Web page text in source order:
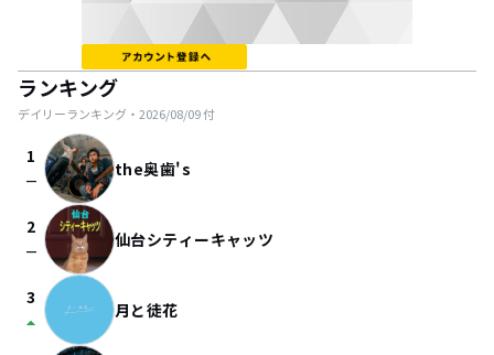
ランキング
デイリーランキング・ 2026/08/09付
1
check_indeterminate_small the奥歯's
2
check_indeterminate_small 仙台シティーキャッツ
3
arrow_drop_up 月と徒花